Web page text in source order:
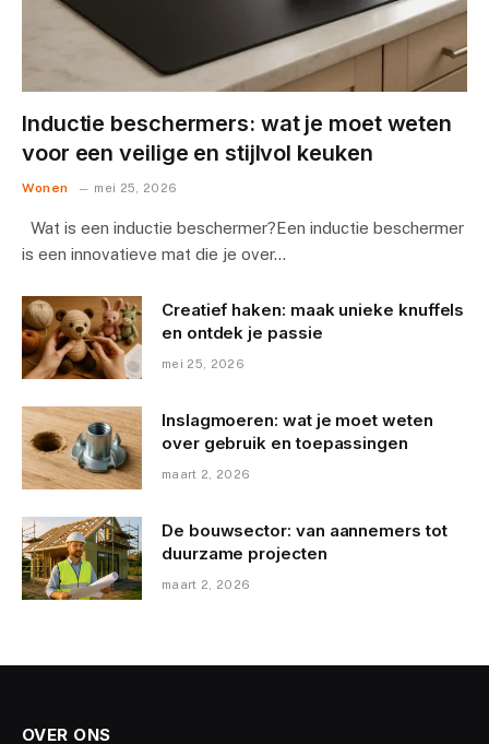
Inductie beschermers: wat je moet weten
voor een veilige en stijlvol keuken
Wonen mei 25, 2026
Wat is een inductie beschermer?Een inductie beschermer
is een innovatieve mat die je over…
Creatief haken: maak unieke knuffels
en ontdek je passie
mei 25, 2026
Inslagmoeren: wat je moet weten
over gebruik en toepassingen
maart 2, 2026
De bouwsector: van aannemers tot
duurzame projecten
maart 2, 2026
OVER ONS